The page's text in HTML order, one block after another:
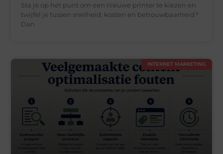
Sta je op het punt om een nieuwe printer te kiezen en
twijfel je tussen snelheid, kosten en betrouwbaarheid?
Dan
INTERNET MARKETING